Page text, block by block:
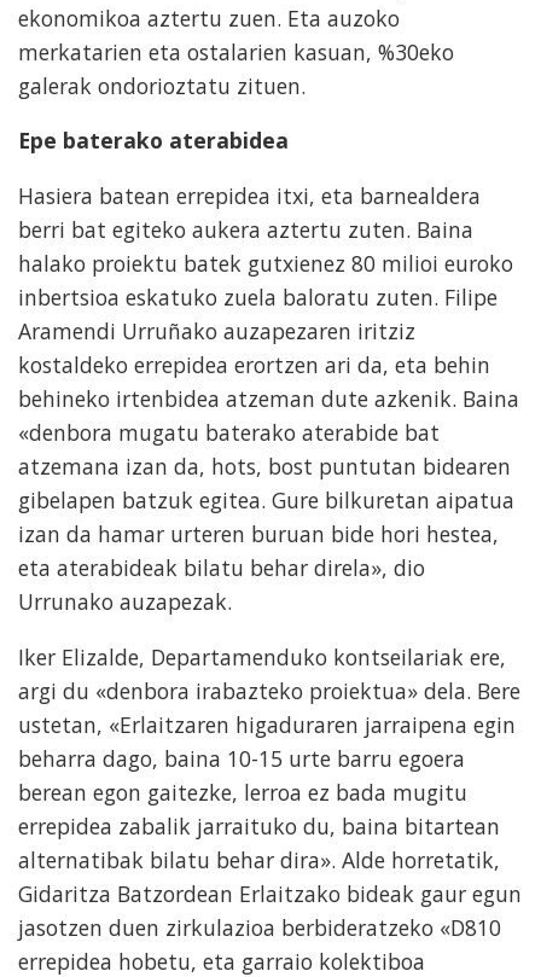
ekonomikoa aztertu zuen. Eta auzoko
merkatarien eta ostalarien kasuan, %30eko
galerak ondorioztatu zituen.
Epe baterako aterabidea
Hasiera batean errepidea itxi, eta barnealdera
berri bat egiteko aukera aztertu zuten. Baina
halako proiektu batek gutxienez 80 milioi euroko
inbertsioa eskatuko zuela baloratu zuten. Filipe
Aramendi Urruñako auzapezaren iritziz
kostaldeko errepidea erortzen ari da, eta behin
behineko irtenbidea atzeman dute azkenik. Baina
«denbora mugatu baterako aterabide bat
atzemana izan da, hots, bost puntutan bidearen
gibelapen batzuk egitea. Gure bilkuretan aipatua
izan da hamar urteren buruan bide hori hestea,
eta aterabideak bilatu behar direla», dio
Urrunako auzapezak.
Iker Elizalde, Departamenduko kontseilariak ere,
argi du «denbora irabazteko proiektua» dela. Bere
ustetan, «Erlaitzaren higaduraren jarraipena egin
beharra dago, baina 10-15 urte barru egoera
berean egon gaitezke, lerroa ez bada mugitu
errepidea zabalik jarraituko du, baina bitartean
alternatibak bilatu behar dira». Alde horretatik,
Gidaritza Batzordean Erlaitzako bideak gaur egun
jasotzen duen zirkulazioa berbideratzeko «D810
errepidea hobetu, eta garraio kolektiboa